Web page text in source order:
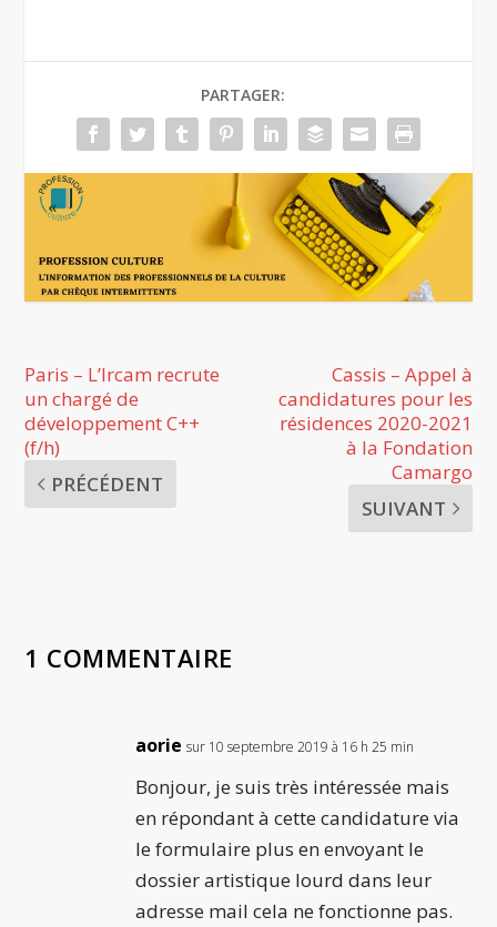
PARTAGER:
Paris – L’Ircam recrute
un chargé de
développement C++
(f/h)
PRÉCÉDENT
Cassis – Appel à
candidatures pour les
résidences 2020-2021
à la Fondation
Camargo
SUIVANT
1 COMMENTAIRE
aorie sur 10 septembre 2019 à 16 h 25 min
Bonjour, je suis très intéressée mais
en répondant à cette candidature via
le formulaire plus en envoyant le
dossier artistique lourd dans leur
adresse mail cela ne fonctionne pas.